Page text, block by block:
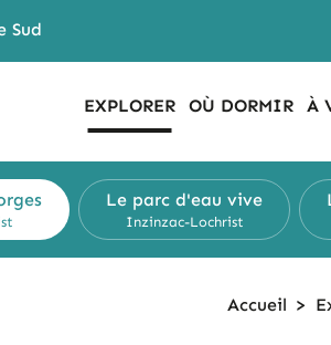
Sud
EXPLORER OÙ DORMIR À
Le parc d'eau vive
Inzinzac-Lochrist
Accueil >